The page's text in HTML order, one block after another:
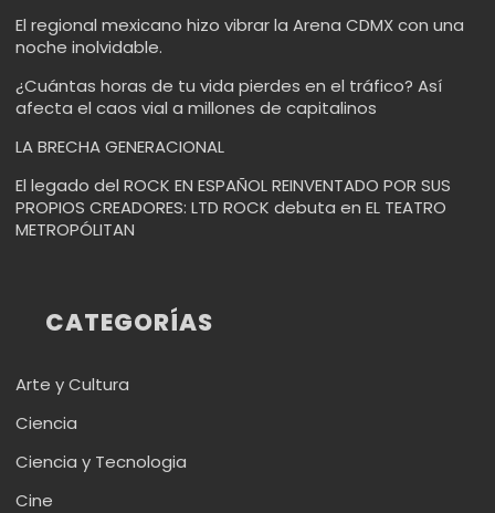
El regional mexicano hizo vibrar la Arena CDMX con una
noche inolvidable.
¿Cuántas horas de tu vida pierdes en el tráfico? Así
afecta el caos vial a millones de capitalinos
LA BRECHA GENERACIONAL
El legado del ROCK EN ESPAÑOL REINVENTADO POR SUS
PROPIOS CREADORES: LTD ROCK debuta en EL TEATRO
METROPÓLITAN
CATEGORÍAS
Arte y Cultura
Ciencia
Ciencia y Tecnologia
Cine